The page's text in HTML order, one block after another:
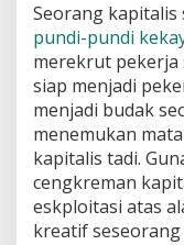
Seorang
pundi-pundi
merekrut pekerja
siap menjadi
menjadi budak
menemukan
kapitalis tadi.
cengkreman
eskploitasi atas
kreatif